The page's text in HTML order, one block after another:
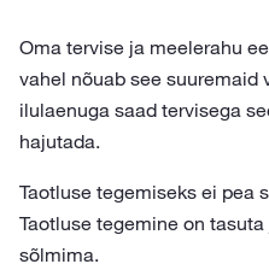
Oma tervise ja meelerahu
vahel nõuab see suuremaid
ilulaenuga saad tervisega
hajutada.
Taotluse tegemiseks ei pea
Taotluse tegemine on
sõlmima.